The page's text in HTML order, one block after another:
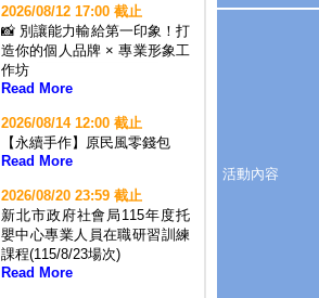
2026/08/12 17:00 截止
📸 別讓能力輸給第一印象！打
造你的個人品牌 × 專業形象工
作坊
Read More
2026/08/14 12:00 截止
【永續手作】原民風零錢包
Read More
2026/08/20 23:59 截止
新北市政府社會局115年度托
嬰中心專業人員在職研習訓練
課程(115/8/23場次)
Read More
活動內容